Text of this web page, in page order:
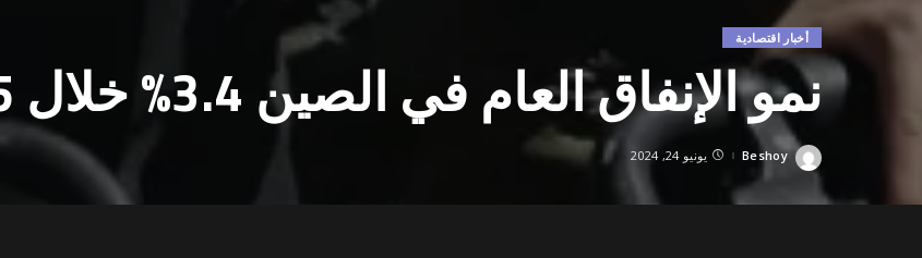
أخبار اقتصادية
نمو الإنفاق العام في الصين 3.4% خلال 5 أشهر
Posted
Beshoy يونيو 24, 2024